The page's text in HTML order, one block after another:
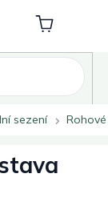
Nákupní
košík
sezení Rohové